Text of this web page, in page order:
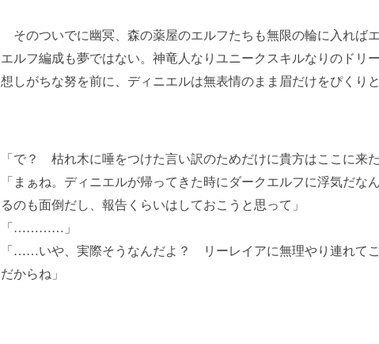
そのついでに幽冥、森の薬屋のエルフたちも無限の輪に入れば
エルフ編成も夢ではない。神竜人なりユニークスキルなりのドリ
想しがちな努を前に、ディニエルは無表情のまま眉だけをぴくりと
「で？ 枯れ木に唾をつけた言い訳のためだけに貴方はここに来た
「まぁね。ディニエルが帰ってきた時にダークエルフに浮気だな
るのも面倒だし、報告くらいはしておこうと思って」
「…………」
「……いや、実際そうなんだよ？ リーレイアに無理やり連れて
だからね」